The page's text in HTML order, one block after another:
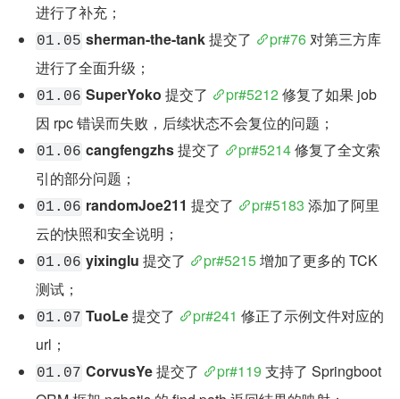
进行了补充；
01.05 sherman-the-tank 提交了 pr#76 对第三方库
进行了全面升级；
01.06 SuperYoko 提交了 pr#5212 修复了如果 job
因 rpc 错误而失败，后续状态不会复位的问题；
01.06 cangfengzhs 提交了 pr#5214 修复了全文索
引的部分问题；
01.06 randomJoe211 提交了 pr#5183 添加了阿里
云的快照和安全说明；
01.06 yixinglu 提交了 pr#5215 增加了更多的 TCK
测试；
01.07 TuoLe 提交了 pr#241 修正了示例文件对应的
url；
01.07 CorvusYe 提交了 pr#119 支持了 Springboot